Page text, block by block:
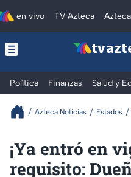
en vivo TV Azteca
tv
Política Finanzas Salud y
Azteca Noticias Estados
¡Ya entró en
requisito: